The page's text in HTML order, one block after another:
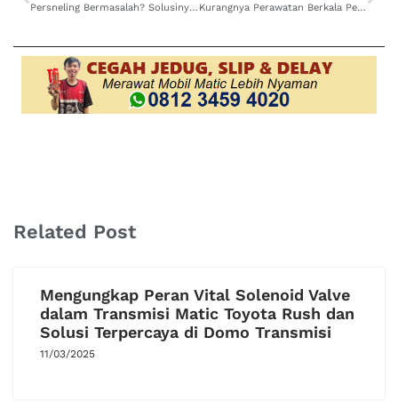
Persneling Bermasalah? Solusinya Perbaikan Persneling Mobil Toyota Alphard Matic Tidak Berfungsi di Pangalengan Kurangnya Perawatan Berkala Penyebab Kerusakan Transmisi Mobil Toyota Raize di Ciwidey
Related Post
Mengungkap Peran Vital Solenoid Valve
dalam Transmisi Matic Toyota Rush dan
Solusi Terpercaya di Domo Transmisi
11/03/2025